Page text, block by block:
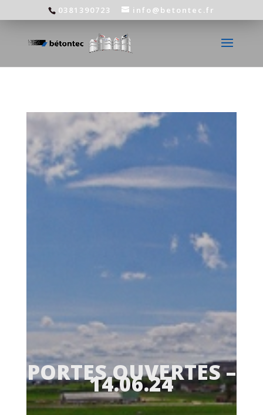
0381390723 info@betontec.fr
PORTES OUVERTES –
14.06.24